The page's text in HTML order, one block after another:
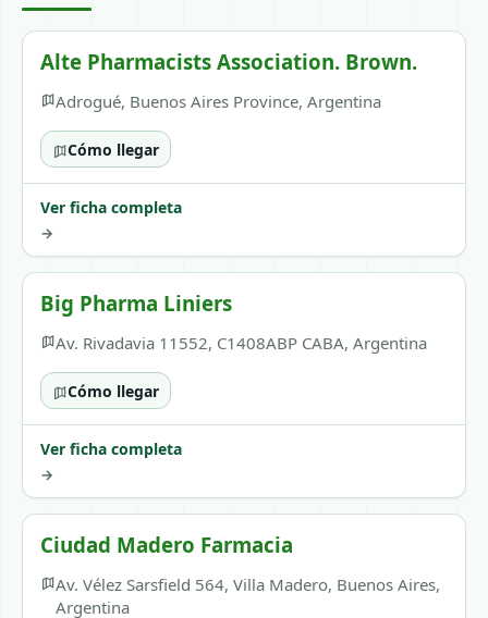
Alte Pharmacists Association. Brown.
Adrogué, Buenos Aires Province, Argentina
Cómo llegar
Ver ficha completa
→
Big Pharma Liniers
Av. Rivadavia 11552, C1408ABP CABA, Argentina
Cómo llegar
Ver ficha completa
→
Ciudad Madero Farmacia
Av. Vélez Sarsfield 564, Villa Madero, Buenos Aires,
Argentina